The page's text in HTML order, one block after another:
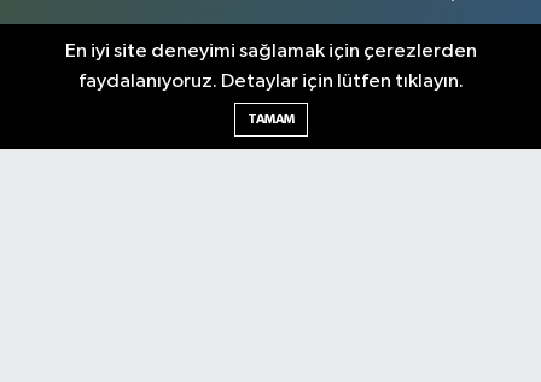
0547 300 73 73
[email protected]
En iyi site deneyimi sağlamak için çerezlerden
faydalanıyoruz. Detaylar için lütfen tıklayın.
TAMAM